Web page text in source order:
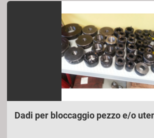
Dadi per bloccaggio pezzo e/o